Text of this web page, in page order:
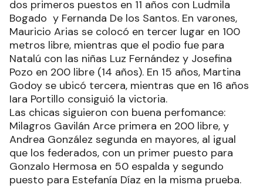
dos primeros puestos en 11 años con Ludmila
Bogado y Fernanda De los Santos. En varones,
Mauricio Arias se colocó en tercer lugar en 100
metros libre, mientras que el podio fue para
Natalú con las niñas Luz Fernández y Josefina
Pozo en 200 libre (14 años). En 15 años, Martina
Godoy se ubicó tercera, mientras que en 16 años
Iara Portillo consiguió la victoria.
Las chicas siguieron con buena perfomance:
Milagros Gavilán Arce primera en 200 libre, y
Andrea González segunda en mayores, al igual
que los federados, con un primer puesto para
Gonzalo Hermosa en 50 espalda y segundo
puesto para Estefanía Díaz en la misma prueba.